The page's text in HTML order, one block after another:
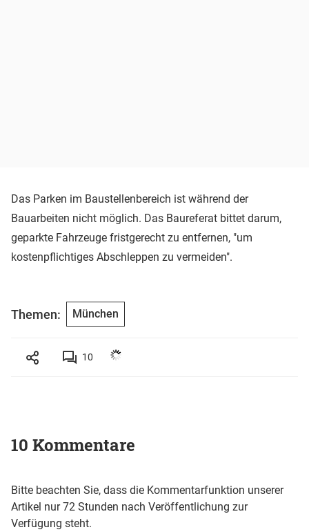
Das Parken im Baustellenbereich ist während der
Bauarbeiten nicht möglich. Das Baureferat bittet darum,
geparkte Fahrzeuge fristgerecht zu entfernen, "um
kostenpflichtiges Abschleppen zu vermeiden".
Themen: München
10
10 Kommentare
Bitte beachten Sie, dass die Kommentarfunktion unserer
Artikel nur 72 Stunden nach Veröffentlichung zur
Verfügung steht.